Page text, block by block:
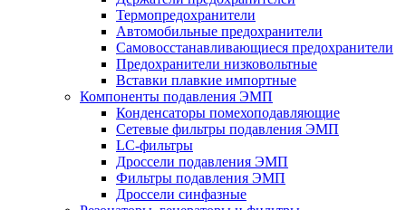
Термопредохранители
Автомобильные предохранители
Самовосстанавливающиеся предохранители
Предохранители низковольтные
Вставки плавкие импортные
Компоненты подавления ЭМП
Конденсаторы помехоподавляющие
Сетевые фильтры подавления ЭМП
LC-фильтры
Дроссели подавления ЭМП
Фильтры подавления ЭМП
Дроссели синфазные